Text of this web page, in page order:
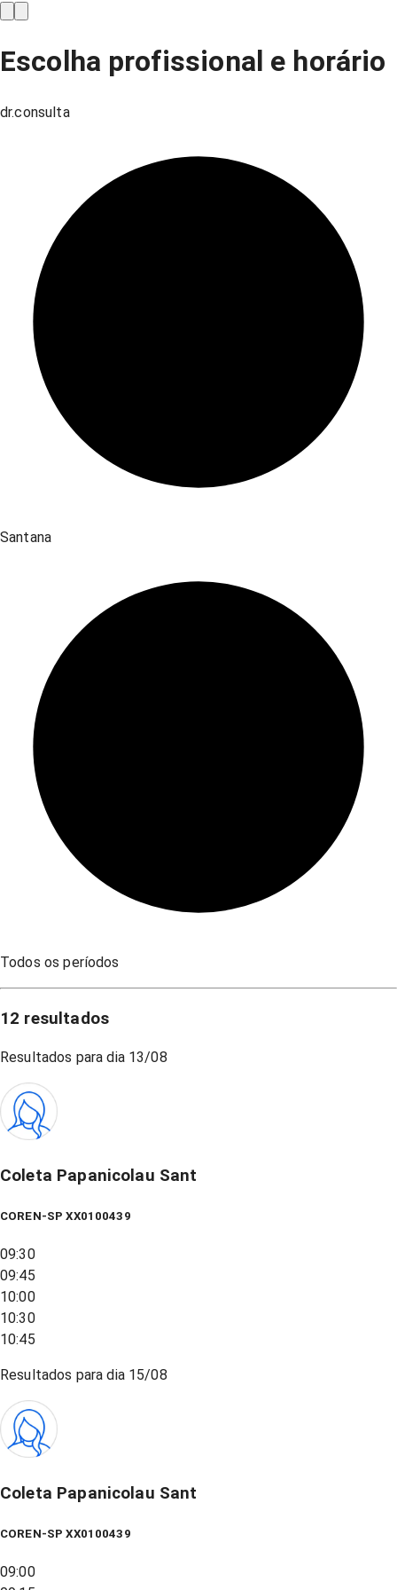
Escolha profissional e horário
dr.consulta
Santana
Todos os períodos
12 resultados
Resultados para dia 13/08
Coleta Papanicolau Sant
COREN-SP XX0100439
09:30
09:45
10:00
10:30
10:45
Resultados para dia 15/08
Coleta Papanicolau Sant
COREN-SP XX0100439
09:00